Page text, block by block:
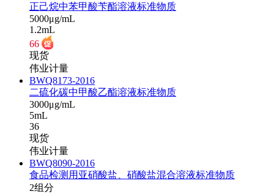
正己烷中苯甲酸苄酯溶液标准物质
5000μg/mL
1.2mL
66
现货
伟业计量
BWQ8173-2016
二硫化碳中甲酸乙酯溶液标准物质
3000μg/mL
5mL
36
现货
伟业计量
BWQ8090-2016
食品检测用亚硝酸盐、硝酸盐混合溶液标准物质
2组分